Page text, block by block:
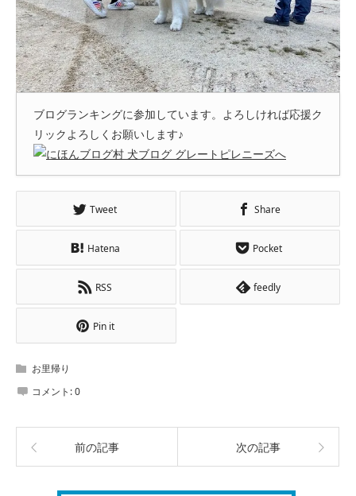
ブログランキングに参加しています。よろしければ応援ク
リックよろしくお願いします♪
Tweet Share
Hatena Pocket
RSS feedly
Pin it
お里帰り
コメント:0
前の記事 次の記事